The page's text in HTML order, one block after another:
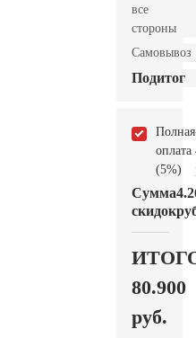
все
стороны
Самовывоз
Подитог
Полная
оплата
(5%)
Сумма
скидок
80.900
руб.